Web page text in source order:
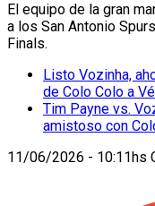
El equipo de la gran
a los San Antonio
Finals.
Listo Vozinha,
de Colo Colo a
Tim Payne vs.
amistoso con
11/06/2026 - 10:11hs